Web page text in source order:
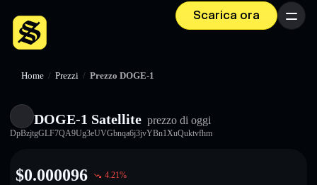
Scarica ora Menu
Home / Prezzi / Prezzo DOGE-1
DOGE-1 Satellite prezzo di oggi
DpBzjtgGLF7QA9Ug3eUVGbnqa6j3jvYBn1XuQuktvfhm
$0.000096 4.21%